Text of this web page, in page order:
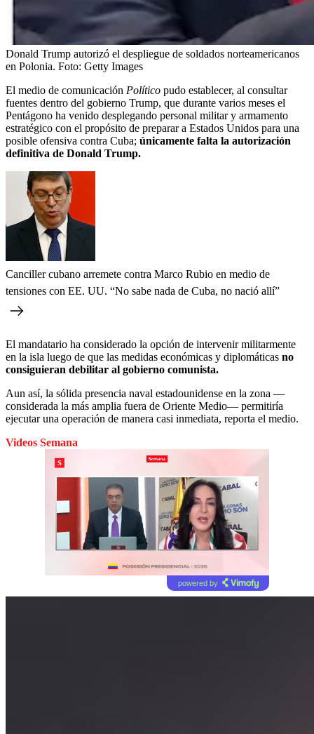
Donald Trump autorizó el despliegue de soldados norteamericanos
en Polonia. Foto: Getty Images
El medio de comunicación Político pudo establecer, al consultar
fuentes dentro del gobierno Trump, que durante varios meses el
Pentágono ha venido desplegando personal militar y armamento
estratégico con el propósito de preparar a Estados Unidos para una
posible ofensiva contra Cuba; únicamente falta la autorización
definitiva de Donald Trump.
Canciller cubano arremete contra Marco Rubio en medio de
tensiones con EE. UU. “No sabe nada de Cuba, no nació allí”
El mandatario ha considerado la opción de intervenir militarmente
en la isla luego de que las medidas económicas y diplomáticas no
consiguieran debilitar al gobierno comunista.
Aun así, la sólida presencia naval estadounidense en la zona —
considerada la más amplia fuera de Oriente Medio— permitiría
ejecutar una operación de manera casi inmediata, reporta el medio.
Videos Semana
powered by